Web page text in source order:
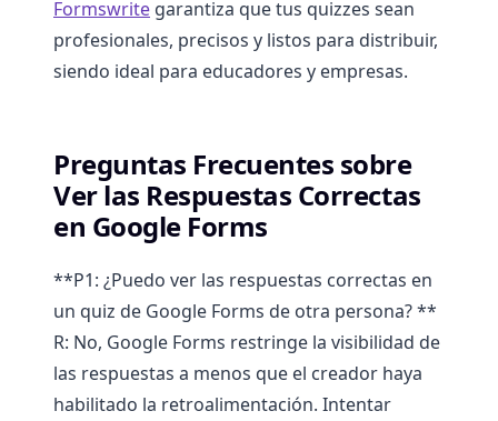
Formswrite garantiza que tus quizzes sean
profesionales, precisos y listos para distribuir,
siendo ideal para educadores y empresas.
Preguntas Frecuentes sobre
Ver las Respuestas Correctas
en Google Forms
**P1: ¿Puedo ver las respuestas correctas en
un quiz de Google Forms de otra persona? **
R: No, Google Forms restringe la visibilidad de
las respuestas a menos que el creador haya
habilitado la retroalimentación. Intentar